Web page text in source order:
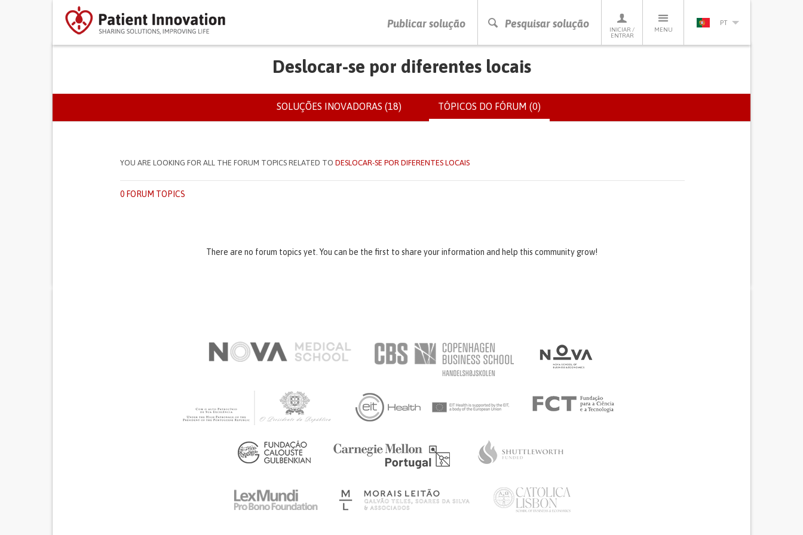
Publicar solução Pesquisar solução
INICIAR /
ENTRAR
MENU
PT
PRESSIONE ENTER PARA PESQUISAR
Deslocar-se por diferentes locais
SEPARADORES PRIMÁRIOSSOLUÇÕES INOVADORAS (18) TÓPICOS DO FÓRUM (0)(SEPARADOR
ATIVO)
YOU ARE LOOKING FOR ALL THE FORUM TOPICS RELATED TO DESLOCAR-SE POR DIFERENTES LOCAIS
0 FORUM TOPICS
There are no forum topics yet. You can be the first to share your information and help this community grow!